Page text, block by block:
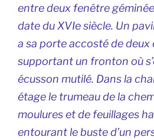
entre deux fenêtre
date du XVIe siècle. Un
a sa porte accosté de
supportant un fronton où
écusson mutilé. Dans la
étage le trumeau de la
moulures et de feuillages
entourant le buste d’un